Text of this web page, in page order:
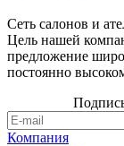
Сеть салонов и
Цель нашей
предложение
постоянно
Компания